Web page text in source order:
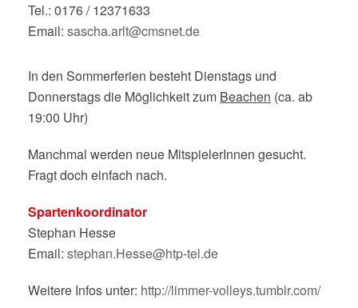
Tel.: 0176 / 12371633
Email: sascha.arlt@cmsnet.de
In den Sommerferien besteht Dienstags und
Donnerstags die Möglichkeit zum Beachen (ca. ab
19:00 Uhr)
Manchmal werden neue MitspielerInnen gesucht.
Fragt doch einfach nach.
Spartenkoordinator
Stephan Hesse
Email: stephan.Hesse@htp-tel.de
Weitere Infos unter: http://limmer-volleys.tumblr.com/